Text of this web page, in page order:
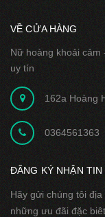
VỀ CỬA HÀNG
Nữ hoàng khoải
uy tín
162a Hoàng
0364561363
ĐĂNG KÝ NHẬN TIN
Hãy gửi chúng tôi
những ưu đãi đặc biêt.